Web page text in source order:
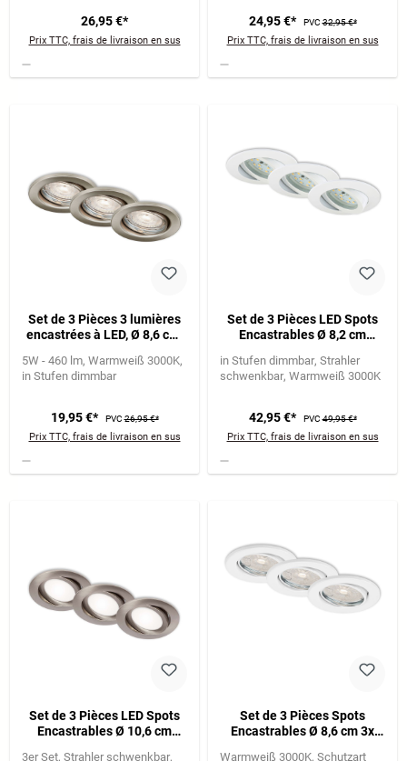
26,95 €*
Prix TTC, frais de livraison en sus
24,95 €* PVC32,95 €*
Prix TTC, frais de livraison en sus
Set de 3 Pièces 3 lumières
encastrées à LED, Ø 8,6 cm,
5W - 460 lm Warmweiß 3000K
in Stufen dimmbar
19,95 €* PVC26,95 €*
Prix TTC, frais de livraison en sus
Set de 3 Pièces LED Spots
Encastrables Ø 8,2 cm
in Stufen dimmbar Strahler
schwenkbar Warmweiß 3000K
42,95 €* PVC49,95 €*
Prix TTC, frais de livraison en sus
Set de 3 Pièces LED Spots
Encastrables Ø 10,6 cm
3er Set Strahler schwenkbar
Set de 3 Pièces Spots
Encastrables Ø 8,6 cm 3x
Warmweiß 3000K Schutzart